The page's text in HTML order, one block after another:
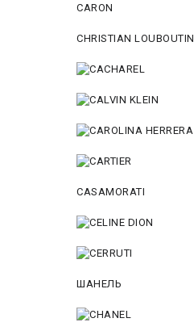
CARON
CHRISTIAN LOUBOUTIN
CASAMORATI
ШАНЕЛЬ